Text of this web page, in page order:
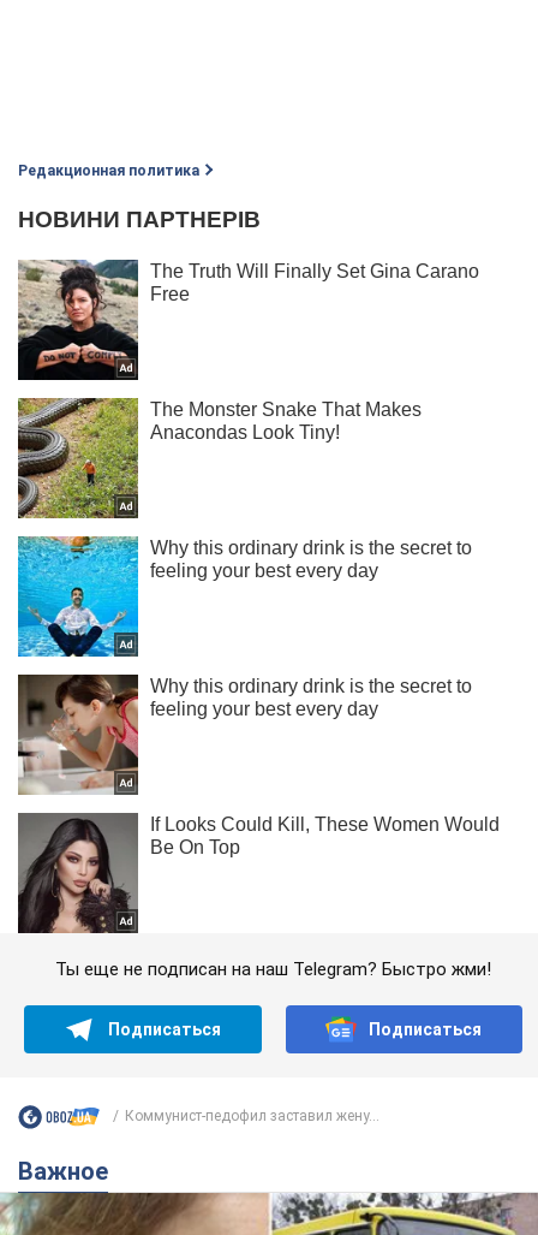
Редакционная политика
Ты еще не подписан на наш Telegram? Быстро жми!
Подписаться Подписаться
Коммунист-педофил заставил жену...
Важное